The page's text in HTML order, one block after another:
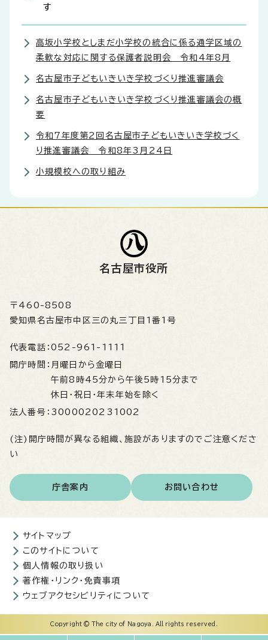
す
高坂小学校としまだ小学校の統合に係る通学区域の
柔軟な対応に関する保護者説明会 令和4年8月
名古屋市子どもいきいき学校づくり推進審議会
名古屋市子どもいきいき学校づくり推進審議会の概
要
令和7年度第2回名古屋市子どもいきいき学校づく
り推進審議会 令和8年3月24日
小規模校への取り組み
名古屋市役所
〒460-8508
愛知県名古屋市中区三の丸三丁目1番1号
代表電話： 052-961-1111
開庁時間： 月曜日から金曜日
午前8時45分から午後5時15分まで
休日・祝日・年末年始を除く
法人番号： 3000020231002
(注)開庁時間が異なる組織、施設がありますのでご注意くださ
い
庁舎案内 お問い合わせ
サイトマップ
このサイトについて
個人情報の取り扱い
著作権・リンク・免責事項
ウェブアクセシビリティについて
Copyright © The city of Nagoya. All rights reserved.